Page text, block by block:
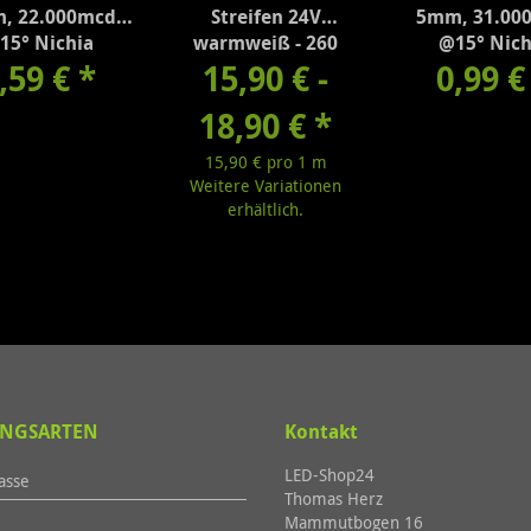
22.000mcd
Nichia
f5U
€ *
Streifen 24V
warmweiß - 260
Lumen/m
15,90 € -
18,90 € *
15,90 € pro 1 m
Weitere Variationen
erhältlich.
5mm,
@15°
NSPL500DS
0,99 €
Kontakt
LED-Shop24
Thomas Herz
Mammutbogen 16